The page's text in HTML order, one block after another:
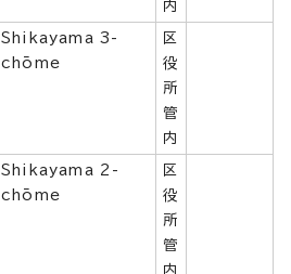
内
Shikayama 3-
chōme
区
役
所
管
内
Shikayama 2-
chōme
区
役
所
管
内